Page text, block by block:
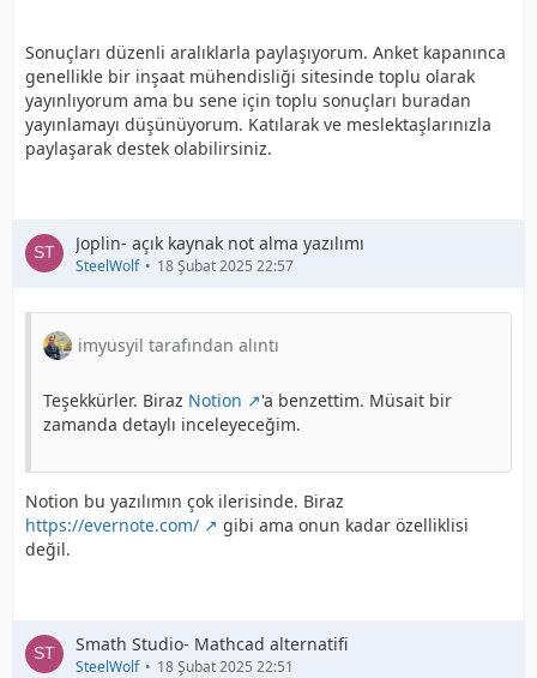
Sonuçları düzenli aralıklarla paylaşıyorum. Anket kapanınca
genellikle bir inşaat mühendisliği sitesinde toplu olarak
yayınlıyorum ama bu sene için toplu sonuçları buradan
yayınlamayı düşünüyorum. Katılarak ve meslektaşlarınızla
paylaşarak destek olabilirsiniz.
Joplin- açık kaynak not alma yazılımı
SteelWolf 18 Şubat 2025 22:57
imyusyil tarafından alıntı
Teşekkürler. Biraz Notion
'a benzettim. Müsait bir
zamanda detaylı inceleyeceğim.
Notion bu yazılımın çok ilerisinde. Biraz
https://evernote.com/
gibi ama onun kadar özelliklisi
değil.
Smath Studio- Mathcad alternatifi
SteelWolf 18 Şubat 2025 22:51